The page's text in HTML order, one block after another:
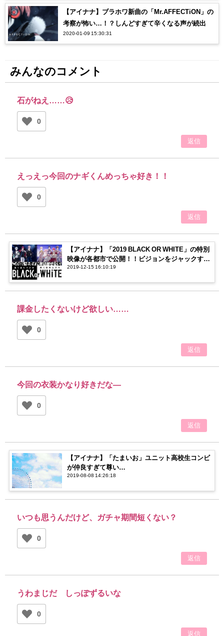
【アイナナ】ブラホワ新曲の「Mr.AFFECTiON」の
考察が怖い…！？しんどすぎて辛くなる声が続出
2020-01-09 15:30:31
みんなのコメント
石がねえ……😥
0
返信
えっえっ今回のナギくんめっちゃ好き！！
0
返信
【アイナナ】「2019 BLACK OR WHITE」の特別
映像が各都市で公開！！ビジョンをジャックする
メンバーに注目！
2019-12-15 16:10:19
課金したくないけど欲しい……
0
返信
今回の衣装かなり好きだな―
0
返信
【アイナナ】「たまいお」ユニット高校生コンビ
が仲良すぎて尊い…
2019-08-08 14:26:18
いつも思うんだけど、ガチャ期間短くない？
0
返信
うわまじだ しっぽずるいな
0
返信